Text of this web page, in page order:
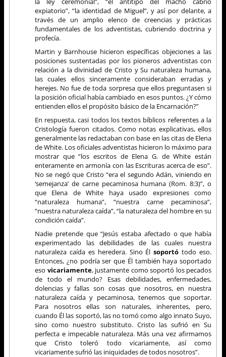
expiatorio”, “la identidad de Miguel”, y así por delante, a
través de un amplio elenco de creencias y prácticas
fundamentales de los adventistas, cubriendo doctrina y
profecía.
Martin y Barnhouse hicieron específicas objeciones a las
posiciones sustentadas por los pioneros adventistas con
relación a la divinidad de Cristo y Su naturaleza humana,
las cuales ellos sinceramente consideraban erradas y
herejes. No fue de toda sorpresa que ellos preguntasen si
la posición oficial había cambiado en esos puntos. ¿Y cómo
entienden ellos el propósito básico de la Encarnación?”
En respuesta, casi todos los textos bíblicos referentes a la
Cristología fueron citados. Como notas explicativas, ellos
generalmente las redactaban con base en las citas de Elena
de White. Los oficiales adventistas hicieron lo máximo para
mostrar que “los escritos de Elena G. de White están
enteramente en armonía con las Escrituras acerca de eso”.
No se negó que Cristo “era el segundo Adán, viniendo en
‘semejanza’ de carne pecaminosa humana (Rom. 8:3)”, o
que Elena de White haya usado expresiones como
“naturaleza humana”, “nuestra carne pecaminosa”,
“nuestra naturaleza caída”, “la naturaleza del hombre en su
condición caída”.
Nadie pretende que “Jesús estaba afectado o que había
experimentado las debilidades de las cuales nuestra
naturaleza caída es heredera. Sino Élsoportó todo eso.
Entonces, ¿no podría ser que Él también haya soportado
eso vicariamente, justamente como soportó los pecados
de todo el mundo? Esas debilidades, enfermedades,
dolencias y fallas son cosas que nosotros, en nuestra
naturaleza caída y pecaminosa, tenemos que soportar.
Para nosotros ellas son naturales, inherentes, pero,
cuando Él las soportó, las no tomó como algo innato Suyo,
sino como nuestro substituto. Cristo las sufrió en Su
perfecta e impecable naturaleza. Más una vez afirmamos
que Cristo toleró todo vicariamente, así como
vicariamente sufrió las iniquidades de todos nosotros”.